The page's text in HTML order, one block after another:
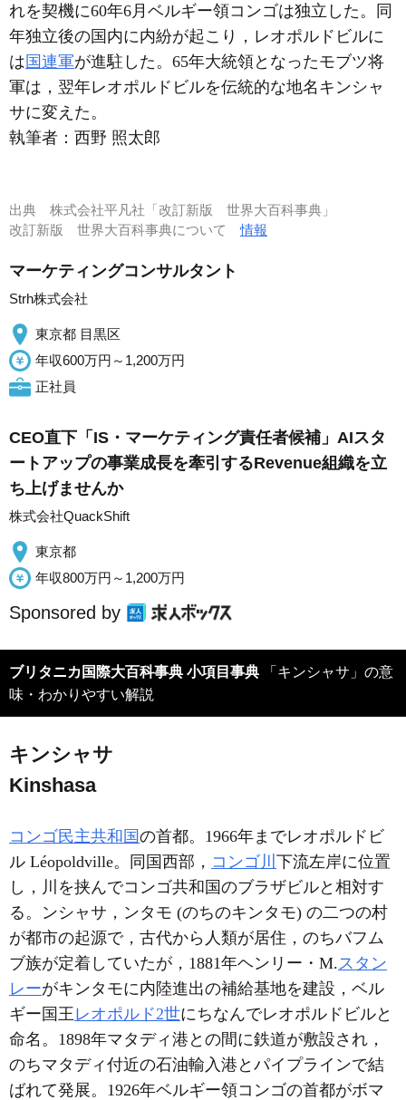
れを契機に60年6月ベルギー領コンゴは独立した。同
年独立後の国内に内紛が起こり，レオポルドビルに
は国連軍が進駐した。65年大統領となったモブツ将
軍は，翌年レオポルドビルを伝統的な地名キンシャ
サに変えた。
執筆者： 西野 照太郎
出典 株式会社平凡社「改訂新版 世界大百科事典」
改訂新版 世界大百科事典について情報
マーケティングコンサルタント
Strh株式会社
東京都 目黒区
年収600万円～1,200万円
正社員
CEO直下「IS・マーケティング責任者候補」AIスタ
ートアップの事業成長を牽引するRevenue組織を立
ち上げませんか
株式会社QuackShift
東京都
年収800万円～1,200万円
Sponsored by
ブリタニカ国際大百科事典 小項目事典 「キンシャサ」の意
味・わかりやすい解説
キンシャサ
Kinshasa
コンゴ民主共和国の首都。1966年までレオポルドビ
ル Léopoldville。同国西部， コンゴ川 下流左岸に位置
し，川を挟んでコンゴ共和国のブラザビルと相対す
る。ンシャサ，ンタモ (のちのキンタモ) の二つの村
が都市の起源で，古代から人類が居住，のちバフム
ブ族が定着していたが，1881年ヘンリー・M.スタン
レーがキンタモに内陸進出の補給基地を建設，ベル
ギー国王レオポルド2世にちなんでレオポルドビルと
命名。1898年マタディ港との間に鉄道が敷設され，
のちマタディ付近の石油輸入港とパイプラインで結
ばれて発展。1926年ベルギー領コンゴの首都がボマ